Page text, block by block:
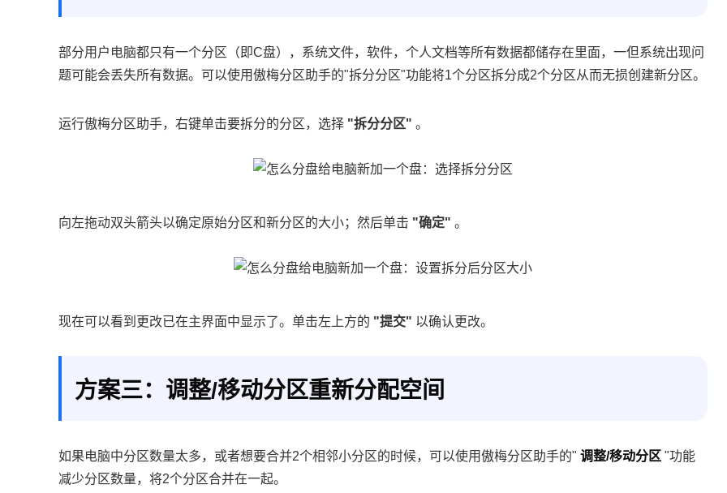
部分用户电脑都只有一个分区（即C盘），系统文件，软件，个人文档等所有数据都储存在里面，一但系统出现问
题可能会丢失所有数据。可以使用傲梅分区助手的"拆分分区"功能将1个分区拆分成2个分区从而无损创建新分区。
运行傲梅分区助手，右键单击要拆分的分区，选择 "拆分分区" 。
向左拖动双头箭头以确定原始分区和新分区的大小；然后单击 "确定" 。
现在可以看到更改已在主界面中显示了。单击左上方的 "提交" 以确认更改。
方案三：调整/移动分区重新分配空间
如果电脑中分区数量太多，或者想要合并2个相邻小分区的时候，可以使用傲梅分区助手的" 调整/移动分区 "功能
减少分区数量，将2个分区合并在一起。